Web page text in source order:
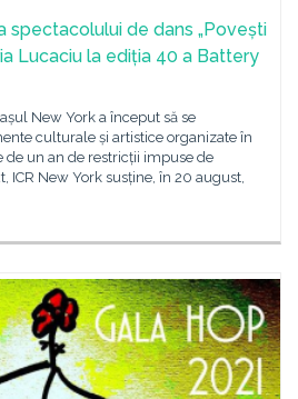
spectacolului de dans „Povești
Lucaciu la ediția 40 a Battery
New York a început să se
culturale și artistice organizate în
de un an de restricții impuse de
ICR New York susține, în 20 august,